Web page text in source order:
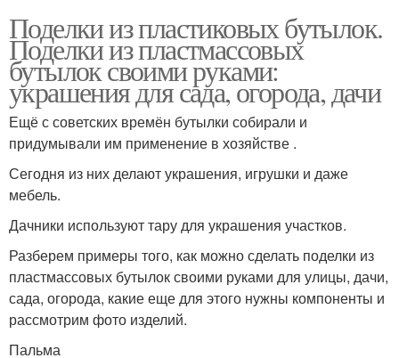
Поделки из пластиковых бутылок.
Поделки из пластмассовых
бутылок своими руками:
украшения для сада, огорода, дачи
Ещё с советских времён бутылки собирали и
придумывали им применение в хозяйстве .
Сегодня из них делают украшения, игрушки и даже
мебель.
Дачники используют тару для украшения участков.
Разберем примеры того, как можно сделать поделки из
пластмассовых бутылок своими руками для улицы, дачи,
сада, огорода, какие еще для этого нужны компоненты и
рассмотрим фото изделий.
Пальма